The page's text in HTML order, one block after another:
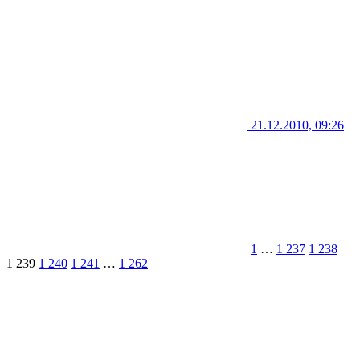
21.12.2010, 09:26
1 … 1 237 1 238
1 239 1 240 1 241 … 1 262